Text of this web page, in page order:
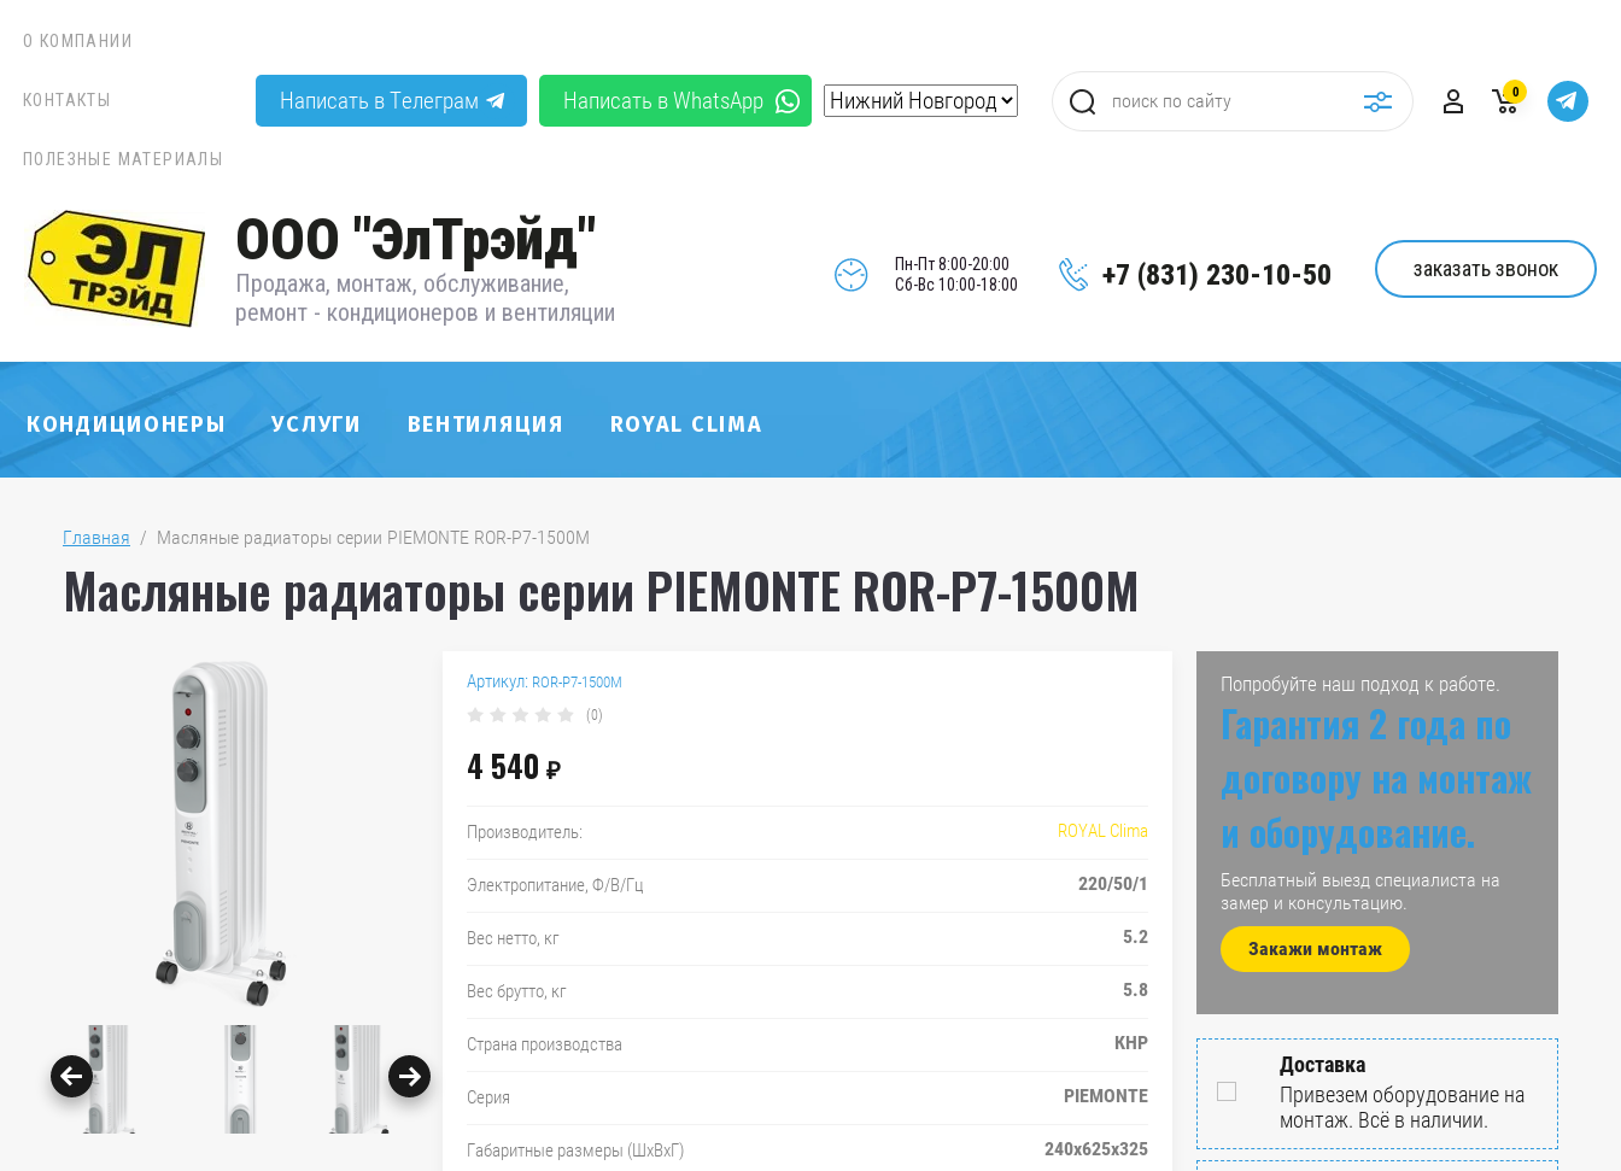
О КОМПАНИИ
КОНТАКТЫ
ПОЛЕЗНЫЕ МАТЕРИАЛЫ
Написать в Телеграм Написать в WhatsApp 0
ООО "ЭлТрэйд"
Продажа, монтаж, обслуживание,
ремонт - кондиционеров и вентиляции
Пн-Пт 8:00-20:00
Сб-Вс 10:00-18:00
+7 (831) 230-10-50 заказать звонок
КОНДИЦИОНЕРЫ УСЛУГИ ВЕНТИЛЯЦИЯ ROYAL CLIMA
Главная
  /  Масляные радиаторы серии PIEMONTE ROR-P7-1500M
Масляные радиаторы серии PIEMONTE ROR-P7-1500M
Артикул: ROR-P7-1500M
(0)
4 540 ₽
Производитель: ROYAL Clima
Электропитание, Ф/В/Гц 220/50/1
Вес нетто, кг 5.2
Вес брутто, кг 5.8
Страна производства КНР
Серия PIEMONTE
Габаритные размеры (ШxВxГ) 240x625x325
Попробуйте наш подход к работе.
Гарантия 2 года по
договору на монтаж
и оборудование.
Бесплатный выезд специалиста на
замер и консультацию.
Закажи монтаж
Доставка
Привезем оборудование на
монтаж. Всё в наличии.